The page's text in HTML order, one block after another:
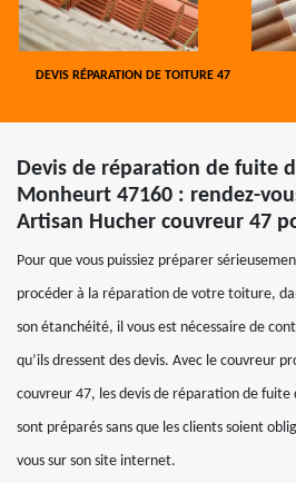
DEVIS RÉPARATION DE TOITURE 47
Devis de réparation de fuite
Monheurt 47160 : rendez-
Artisan Hucher couvreur 47
Pour que vous puissiez préparer
procéder à la réparation de votre toiture,
son étanchéité, il vous est nécessaire de
qu’ils dressent des devis. Avec le couvreur
couvreur 47, les devis de réparation de
sont préparés sans que les clients soient
vous sur son site internet.